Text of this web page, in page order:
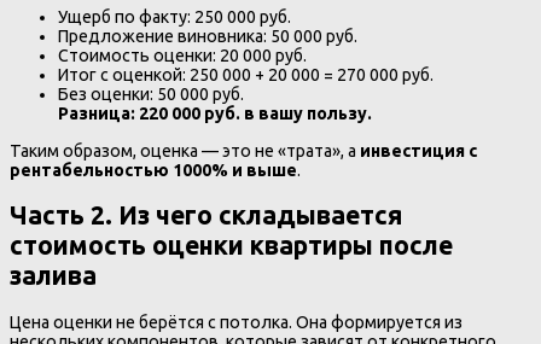
Ущерб по факту: 250 000 руб.
Предложение виновника: 50 000 руб.
Стоимость оценки: 20 000 руб.
Итог с оценкой: 250 000 + 20 000 = 270 000 руб.
Без оценки: 50 000 руб.
Разница: 220 000 руб. в вашу пользу.
Таким образом, оценка — это не «трата», а инвестиция с
рентабельностью 1000% и выше.
Часть 2. Из чего складывается
стоимость оценки квартиры после
залива
Цена оценки не берётся с потолка. Она формируется из